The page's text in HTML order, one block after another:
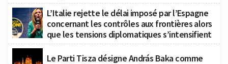
L’Italie rejette le délai imposé par l’Espagne
concernant les contrôles aux frontières alors
que les tensions diplomatiques s’intensifient
Le Parti Tisza désigne András Baka comme